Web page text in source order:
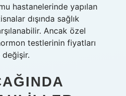
hastanelerinde yapılan
dışında sağlık
Ancak özel
testlerinin fiyatları
değişir.